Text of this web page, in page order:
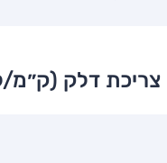
צריכת דלק (ק״מ/